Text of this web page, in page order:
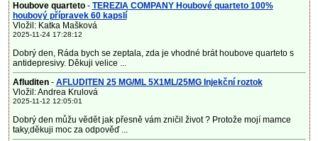
Houbove quarteto- TEREZIA COMPANY Houbové quarteto 100%
houbový přípravek 60 kapslí
Vložil: Katka Mašková
2025-11-24 17:28:12
Dobrý den, Ráda bych se zeptala, zda je vhodné brát houbove quarteto s
antidepresivy. Děkuji velice ...
Afluditen- AFLUDITEN 25 MG/ML 5X1ML/25MG Injekční roztok
Vložil: Andrea Krulová
2025-11-12 12:05:01
Dobrý den můžu vědět jak přesně vám zničil život ? Protože mojí mamce
taky,děkuji moc za odpověď ...